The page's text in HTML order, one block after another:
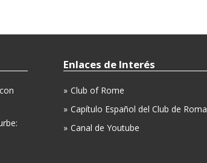
Enlaces de Interés
Club of Rome
Capítulo Español del Club de Roma
Canal de Youtube